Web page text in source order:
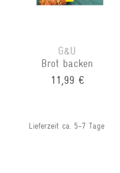
G&U
Brot backen
11,99 €
Lieferzeit ca. 5-7 Tage